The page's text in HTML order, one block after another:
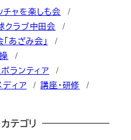
チャを楽しも会
クラブ中田会
あざみ会」
ランティア
ディア
講座・研修
テゴリ